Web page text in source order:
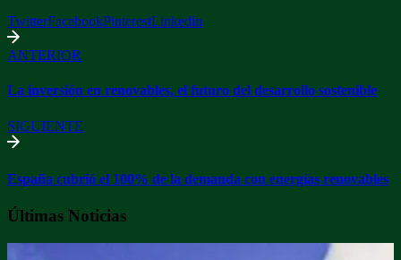
TwitterFacebookPinterestLinkedin
ANTERIOR
La inversión en renovables, el futuro del desarrollo sostenible
SIGUIENTE
España cubrió el 100% de la demanda con energías renovables
Últimas Noticias